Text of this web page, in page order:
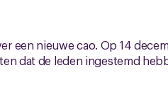
een nieuwe cao. Op 14
dat de leden ingestemd